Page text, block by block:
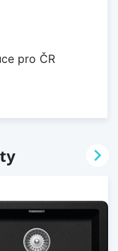
pro ČR
